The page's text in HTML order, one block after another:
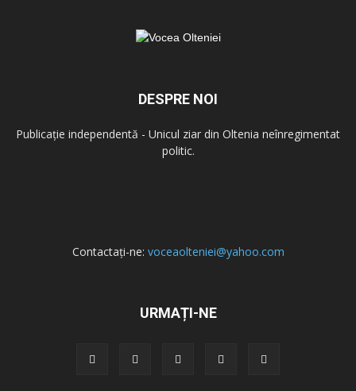
DESPRE NOI
Publicație independentă - Unicul ziar din Oltenia neînregimentat
politic.
Contactați-ne: voceaolteniei@yahoo.com
URMAȚI-NE